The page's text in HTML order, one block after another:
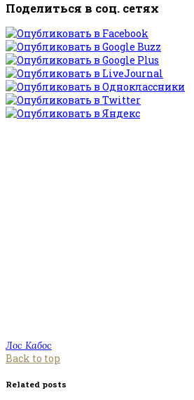
Поделиться в соц. сетях
Лос Кабос
Back to top
Related posts